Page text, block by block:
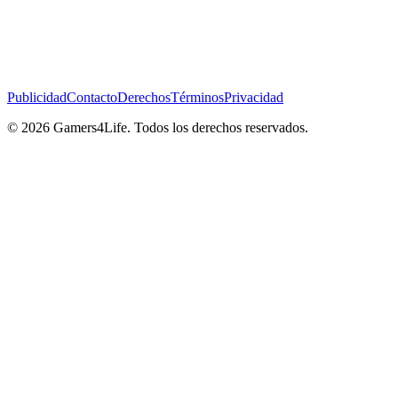
PublicidadContactoDerechosTérminosPrivacidad
© 2026 Gamers4Life. Todos los derechos reservados.